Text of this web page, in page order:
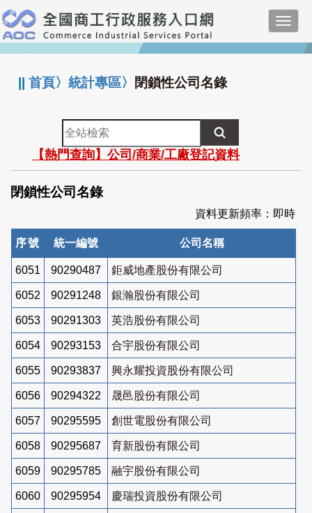
跳
到
主
要
:::
||首頁〉統計專區〉 閉鎖性公司名錄
全
站
檢
索
【熱門查詢】公司/商業/工廠登記資料
閉鎖性公司名錄
資料更新頻率：即時
序號 統一編號 公司名稱
6051 90290487 鉅威地產股份有限公司
6052 90291248 銀瀚股份有限公司
6053 90291303 英浩股份有限公司
6054 90293153 合宇股份有限公司
6055 90293837 興永耀投資股份有限公司
6056 90294322 晟邑股份有限公司
6057 90295595 創世電股份有限公司
6058 90295687 育新股份有限公司
6059 90295785 融宇股份有限公司
6060 90295954 慶瑞投資股份有限公司